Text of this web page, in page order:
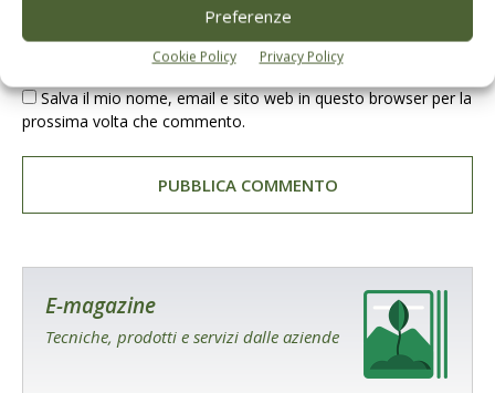
Preferenze
Cookie Policy Privacy Policy
Salva il mio nome, email e sito web in questo browser per la
prossima volta che commento.
E-magazine
Tecniche, prodotti e servizi dalle aziende